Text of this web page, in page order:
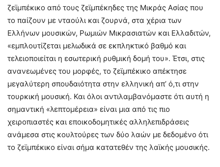
ζεϊμπέκικο από τους ζεϊμπέκηδες της Μικράς Ασίας που
το παίζουν με νταούλι και ζουρνά, στα χέρια των
Ελλήνων μουσικών, Ρωμιών Μικρασιατών και Ελλαδιτών,
«εμπλουτίζεται μελωδικά σε εκπληκτικό βαθμό και
τελειοποιείται η εσωτερική ρυθμική δομή του». Έτσι, στις
ανανεωμένες του μορφές, το ζεϊμπέκικο απέκτησε
μεγαλύτερη σπουδαιότητα στην ελληνική απ’ ό,τι στην
τουρκική μουσική. Και όλοι αντιλαμβανόμαστε ότι αυτή η
σημαντική «λεπτομέρεια» είναι μια από τις πιο
χειροπιαστές και εποικοδομητικές αλληλεπιδράσεις
ανάμεσα στις κουλτούρες των δύο λαών με δεδομένο ότι
το ζεϊμπέκικο είναι σήμα κατατεθέν της λαϊκής μουσικής.